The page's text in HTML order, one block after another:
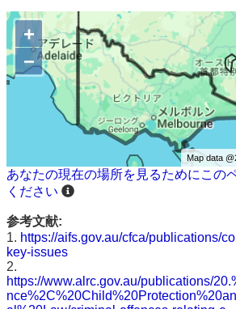
+
−
Map data
あなたの現在の場所を見るためにこの
ください
参考文献:
1. https://aifs.gov.au/cfca/publications/
key-issues
2.
https://www.alrc.gov.au/publications/